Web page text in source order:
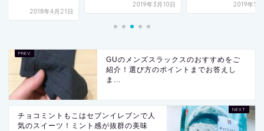
2018年4月21日
2019年3月10日 2019年5
GUのメンズスラックスのおすすめをご
紹介！選び方のポイントまでお答えし
ま...
チョコミントもこはセブンイレブンで人
気のスイーツ！ミント感が抜群の美味